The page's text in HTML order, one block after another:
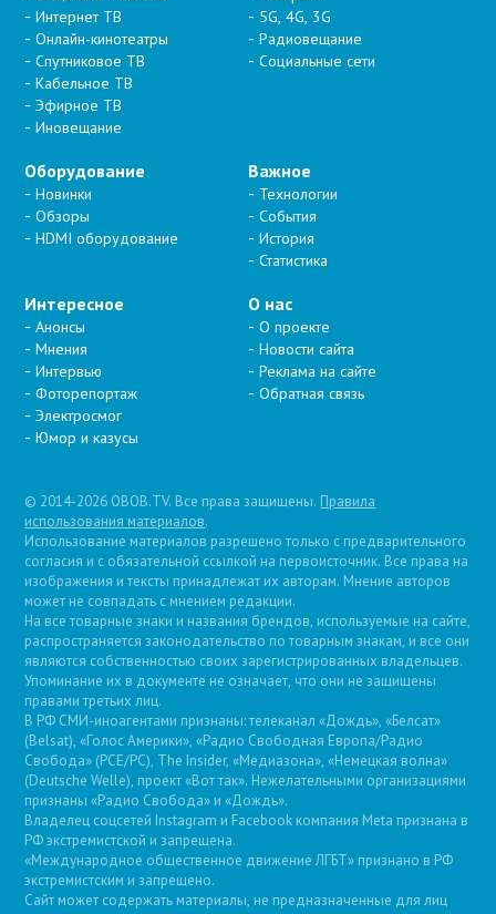
Интернет ТВ
Онлайн-кинотеатры
Спутниковое ТВ
Кабельное ТВ
Эфирное ТВ
Иновещание
5G, 4G, 3G
Радиовещание
Социальные сети
Оборудование
Новинки
Обзоры
HDMI оборудование
Важное
Технологии
События
История
Статистика
Интересное
Анонсы
Мнения
Интервью
Фоторепортаж
Электросмог
Юмор и казусы
О нас
О проекте
Новости сайта
Реклама на сайте
Обратная связь
© 2014-2026 OBOB.TV. Все права защищены. Правила
использования материалов.
Использование материалов разрешено только с предварительного
согласия и с обязательной ссылкой на первоисточник. Все права на
изображения и тексты принадлежат их авторам. Мнение авторов
может не совпадать с мнением редакции.
На все товарные знаки и названия брендов, используемые на сайте,
распространяется законодательство по товарным знакам, и все они
являются собственностью своих зарегистрированных владельцев.
Упоминание их в документе не означает, что они не защищены
правами третьих лиц.
В РФ СМИ-иноагентами признаны: телеканал «Дождь», «Белсат»
(Belsat), «Голос Америки», «Радио Свободная Европа/Радио
Свобода» (PCE/PC), The Insider, «Медиазона», «Немецкая волна»
(Deutsche Welle), проект «Вот так». Нежелательными организациями
признаны «Радио Свобода» и «Дождь».
Владелец соцсетей Instagram и Facebook компания Metа признана в
РФ экстремистской и запрещена.
«Международное общественное движение ЛГБТ» признано в РФ
экстремистским и запрещено.
Сайт может содержать материалы, не предназначенные для лиц